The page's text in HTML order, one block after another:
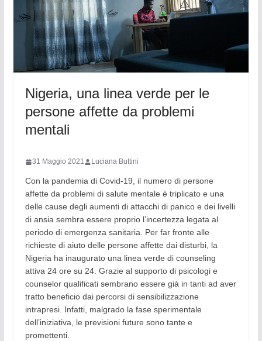
Nigeria, una linea verde per le
persone affette da problemi
mentali
31 Maggio 2021 Luciana Buttini
Con la pandemia di Covid-19, il numero di persone
affette da problemi di salute mentale è triplicato e una
delle cause degli aumenti di attacchi di panico e dei livelli
di ansia sembra essere proprio l’incertezza legata al
periodo di emergenza sanitaria. Per far fronte alle
richieste di aiuto delle persone affette dai disturbi, la
Nigeria ha inaugurato una linea verde di counseling
attiva 24 ore su 24. Grazie al supporto di psicologi e
counselor qualificati sembrano essere già in tanti ad aver
tratto beneficio dai percorsi di sensibilizzazione
intrapresi. Infatti, malgrado la fase sperimentale
dell’iniziativa, le previsioni future sono tante e
promettenti.